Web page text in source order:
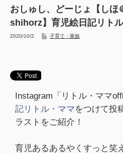
おしゅし、どーじょ【しほ
shihorz】育児絵日記リト
2020/10/2 子育て・家族
Instagram「リトル・ママ
記リトル・ママをつけて投
ラストをご紹介！
育児あるあるやくすっと笑